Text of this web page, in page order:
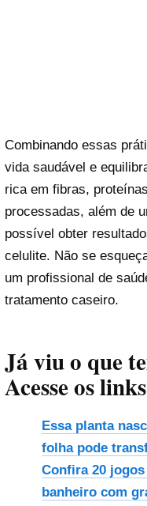
Combinando essas
vida saudável e
rica em fibras,
processadas, além de
possível obter
celulite. Não se
um profissional de
tratamento caseiro.
Já viu o que
Acesse os
Essa planta
folha pode
Confira 20
banheiro com